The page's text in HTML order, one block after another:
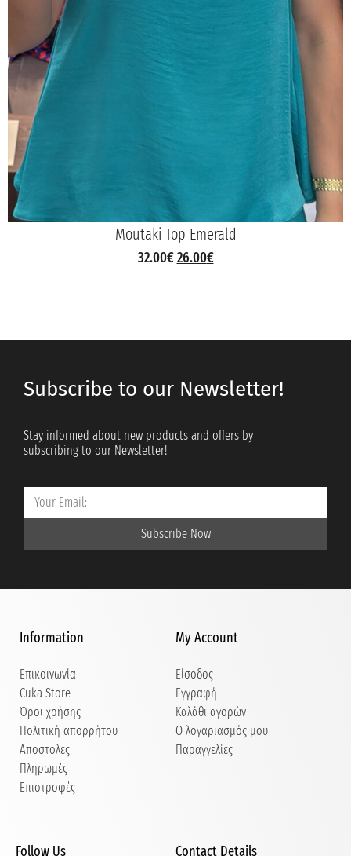
Moutaki Top Emerald
32.00€ 26.00€
Subscribe to our Newsletter!
Stay informed about new products and offers by
subscribing to our Newsletter!
Subscribe Now
Information
Επικοινωνία
Cuka Store
Όροι χρήσης
Πολιτική απορρήτου
Αποστολές
Πληρωμές
Επιστροφές
My Account
Είσοδος
Εγγραφή
Καλάθι αγορών
Ο λογαριασμός μου
Παραγγελίες
Follow Us Contact Details